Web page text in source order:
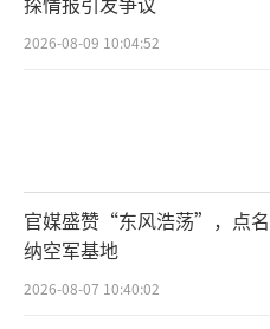
度克制”，或许真正
威慑的时代，任何军
2026-08-09 10:04:52
官媒盛赞“东风浩荡”，点
纳空军基地
2026-08-07 10:40:02